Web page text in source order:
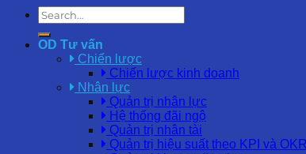
OD Tư vấn
Chiến lược
Chiến lược kinh doanh
Nhân lực
Quản trị nhân lực
Hệ thống đãi ngộ
Quản trị nhân tài
Quản trị hiệu suất theo KPI và OKR